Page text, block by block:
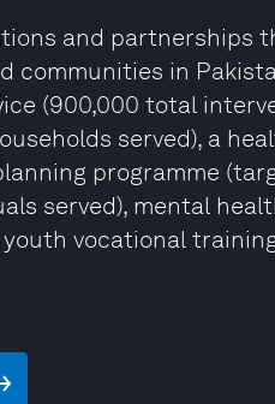
and partnerships
communities in
(900,000 total
served), a
programme
served), mental
vocational